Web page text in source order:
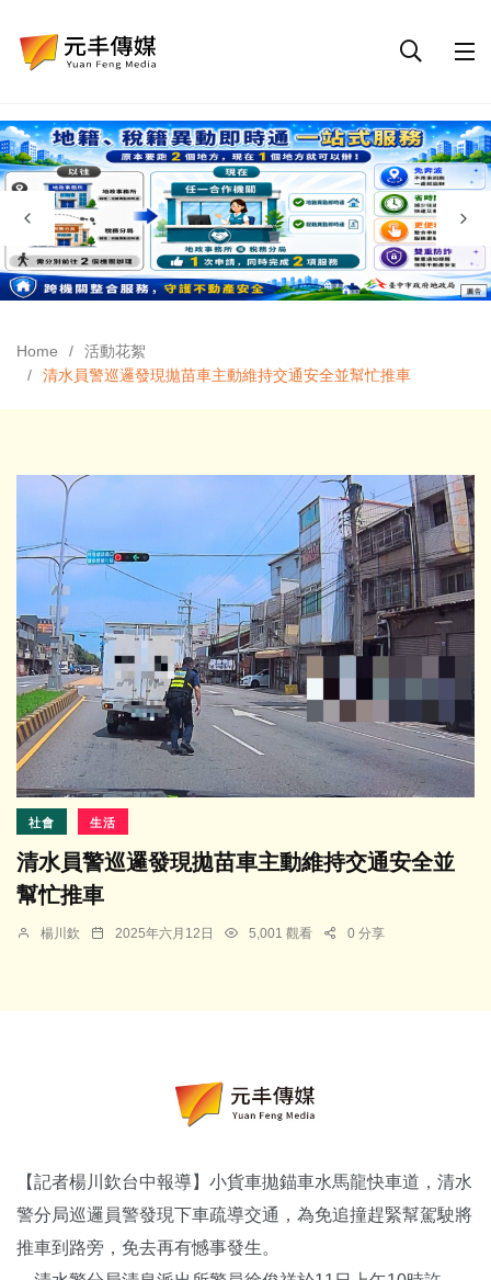
Home
活動花絮
清水員警巡邏發現拋苗車主動維持交通安全並幫忙推車
社會 生活
清水員警巡邏發現拋苗車主動維持交通安全並
幫忙推車
楊川欽 2025年六月12日 5,001 觀看 0 分享
【記者楊川欽台中報導】小貨車拋錨車水馬龍快車道，清水
警分局巡邏員警發現下車疏導交通，為免追撞趕緊幫駕駛將
推車到路旁，免去再有憾事發生。